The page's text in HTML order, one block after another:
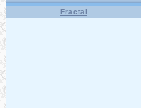
Fractal